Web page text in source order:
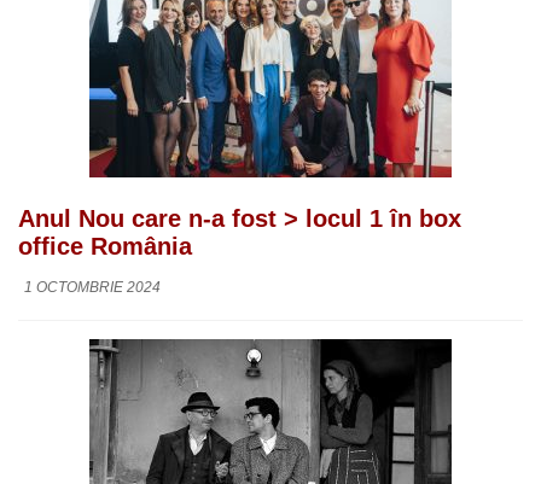
Anul Nou care n-a fost > locul 1 în box
office România
1 OCTOMBRIE 2024